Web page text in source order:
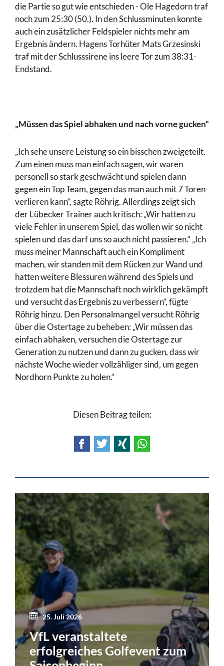
die Partie so gut wie entschieden - Ole Hagedorn traf
noch zum 25:30 (50.). In den Schlussminuten konnte
auch ein zusätzlicher Feldspieler nichts mehr am
Ergebnis ändern. Hagens Torhüter Mats Grzesinski
traf mit der Schlusssirene ins leere Tor zum 38:31-
Endstand.
„Müssen das Spiel abhaken und nach vorne gucken“
„Ich sehe unsere Leistung so ein bisschen zweigeteilt.
Zum einen muss man einfach sagen, wir waren
personell so stark geschwächt und spielen dann
gegen ein Top Team, gegen das man auch mit 7 Toren
verlieren kann“, sagte Röhrig. Allerdings zeigt sich
der Lübecker Trainer auch kritisch: „Wir hatten zu
viele Fehler in unserem Spiel, das wollen wir so nicht
spielen und das darf uns so auch nicht passieren.“ „Ich
muss meiner Mannschaft auch ein Kompliment
machen, wir standen mit dem Rücken zur Wand und
hatten weitere Blessuren während des Spiels und
trotzdem hat die Mannschaft noch wirklich gekämpft
und versucht das Ergebnis zu verbessern“, fügte
Röhrig hinzu. Den Personalmangel versucht Röhrig
über die Ostertage zu beheben: „Wir müssen das
einfach abhaken, versuchen die Ostertage zur
Generation zu nutzen und dann zu gucken, dass wir
nächste Woche wieder vollzähliger sind, um gegen
Nordhorn Punkte zu holen.“
Diesen Beitrag teilen:
FacebookTwitterXing
25. Juli 2026
VfL veranstaltete
erfolgreiches Golfevent zum